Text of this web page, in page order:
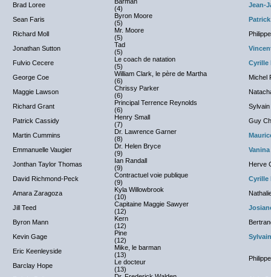
Brad Loree
(4)
Jean-
Sean Faris
Byron Moore
(5)
Richard Moll
Mr. Moore
(5)
Jonathan Sutton
Tad
(5)
Fulvio Cecere
Le coach de natation
(5)
Cyrille
George Coe
William Clark, le père de Martha
(6)
Michel
Maggie Lawson
Chrissy Parker
(6)
Richard Grant
Principal Terrence Reynolds
(6)
Patrick Cassidy
Henry Small
(7)
Guy
Martin Cummins
Dr. Lawrence Garner
(8)
Emmanuelle Vaugier
Dr. Helen Bryce
(9)
Jonthan Taylor Thomas
Ian Randall
(9)
Herve
David Richmond-Peck
Contractuel voie publique
(9)
Cyrille
Amara Zaragoza
Kyla Willowbrook
(10)
Jill Teed
Capitaine Maggie Sawyer
(12)
Byron Mann
Kern
(12)
Kevin Gage
Pine
(12)
Eric Keenleyside
Mike, le barman
(13)
Barclay Hope
Le docteur
(13)